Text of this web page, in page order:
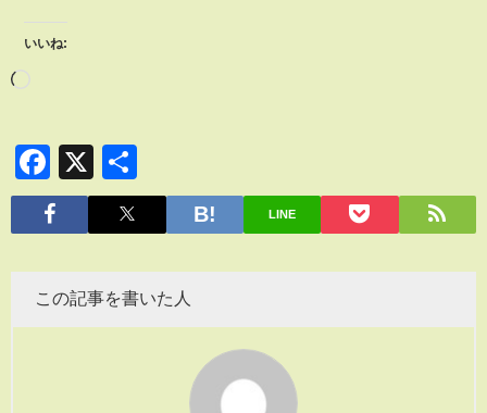
いいね:
Facebook
X
有
LINE
この記事を書いた人